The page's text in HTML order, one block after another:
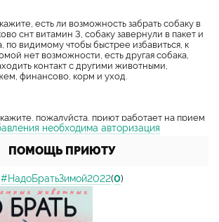
необходима авторизация
ПОМОЩЬ ПРИЮТУ
#НадоБратьЗимой2022(0)